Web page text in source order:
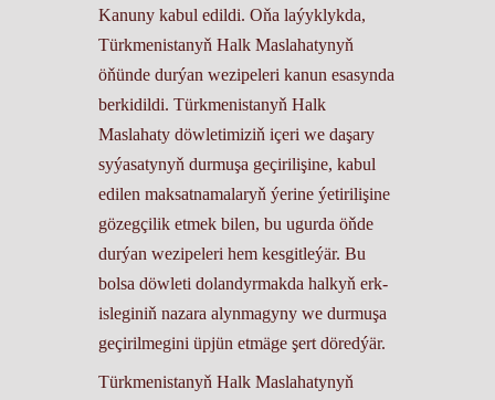
Kanuny kabul edildi. Oňa laýyklykda,
Türkmenistanyň Halk Maslahatynyň
öňünde durýan wezipeleri kanun esasynda
berkidildi. Türkmenistanyň Halk
Maslahaty döwletimiziň içeri we daşary
syýasatynyň durmuşa geçirilişine, kabul
edilen maksatnamalaryň ýerine ýetirilişine
gözegçilik etmek bilen, bu ugurda öňde
durýan wezipeleri hem kesgitleýär. Bu
bolsa döwleti dolandyrmakda halkyň erk-
isleginiň nazara alynmagyny we durmuşa
geçirilmegini üpjün etmäge şert döredýär.
Türkmenistanyň Halk Maslahatynyň